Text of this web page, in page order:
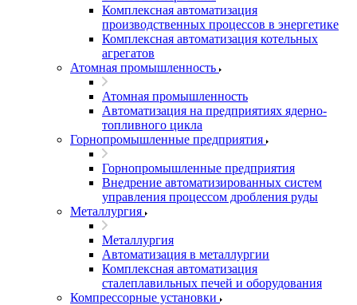
Комплексная автоматизация
производственных процессов в энергетике
Комплексная автоматизация котельных
агрегатов
Атомная промышленность
Атомная промышленность
Автоматизация на предприятиях ядерно-
топливного цикла
Горнопромышленные предприятия
Горнопромышленные предприятия
Внедрение автоматизированных систем
управления процессом дробления руды
Металлургия
Металлургия
Автоматизация в металлургии
Комплексная автоматизация
сталеплавильных печей и оборудования
Компрессорные установки